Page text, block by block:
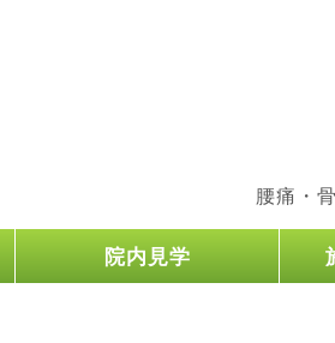
腰痛・
院内見学